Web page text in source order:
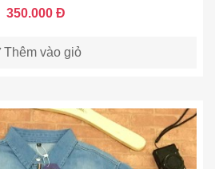
350.000 Đ
Thêm vào giỏ